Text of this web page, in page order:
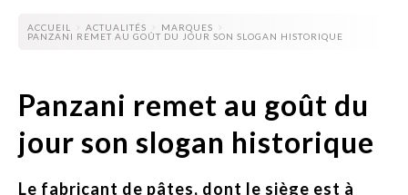
ACCUEIL ACTUALITÉS
MARQUES
PANZANI REMET AU GOÛT DU JOUR SON SLOGAN HISTORIQUE
Panzani remet au goût du
jour son slogan historique
Le fabricant de pâtes, dont le siège est à